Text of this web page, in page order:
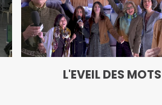
L'EVEIL DES MOTS